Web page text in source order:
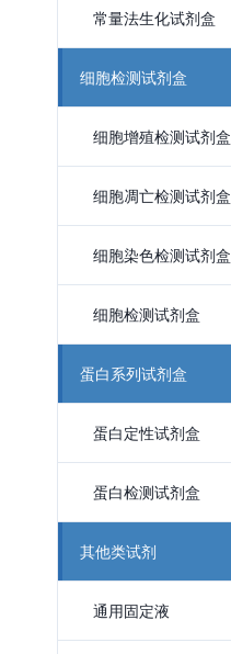
常量法生化试剂盒
细胞检测试剂盒
细胞增殖检测试剂盒
细胞凋亡检测试剂盒
细胞染色检测试剂盒
细胞检测试剂盒
蛋白系列试剂盒
蛋白定性试剂盒
蛋白检测试剂盒
其他类试剂
通用固定液